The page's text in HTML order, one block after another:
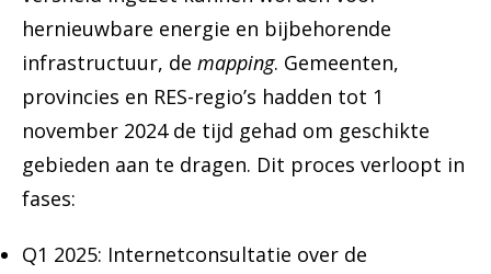
hernieuwbare energie en bijbehorende
infrastructuur, de mapping. Gemeenten,
provincies en RES-regio’s hadden tot 1
november 2024 de tijd gehad om geschikte
gebieden aan te dragen. Dit proces verloopt in
fases:
Q1 2025: Internetconsultatie over de